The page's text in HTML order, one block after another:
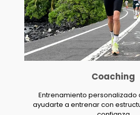
Coaching
Entrenamiento personalizado
ayudarte a entrenar con